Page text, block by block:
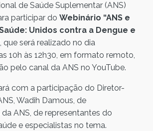
de Saúde Suplementar (ANS)
participar do Webinário “ANS e
: Unidos contra a Dengue e
, que será realizado no dia
10h às 12h30, em formato remoto,
pelo canal da ANS no YouTube.
com a participação do Diretor-
Wadih Damous, de
ANS, de representantes do
e especialistas no tema.